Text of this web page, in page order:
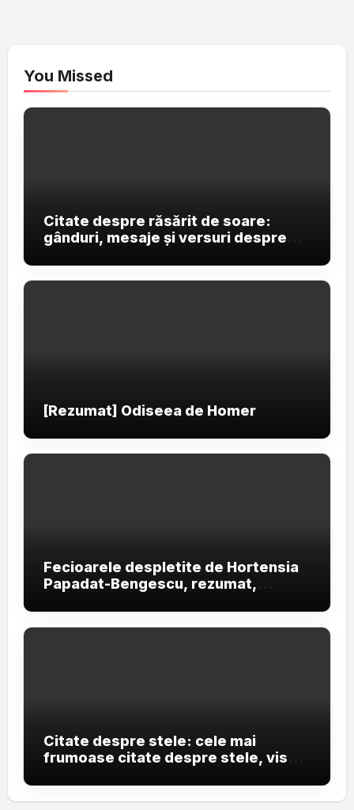
You Missed
Citate despre răsărit de soare:
gânduri, mesaje și versuri despre
[Rezumat] Odiseea de Homer
Fecioarele despletite de Hortensia
Papadat-Bengescu, rezumat,
Citate despre stele: cele mai
frumoase citate despre stele, vise